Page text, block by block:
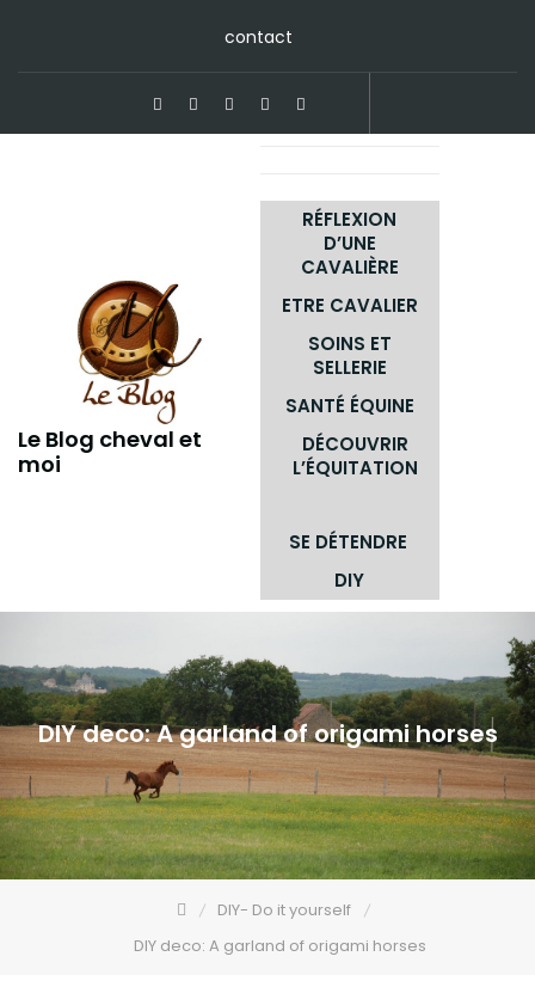
contact
Le Blog cheval et
moi
RÉFLEXION
D’UNE
CAVALIÈRE
ETRE CAVALIER
SOINS ET
SELLERIE
SANTÉ ÉQUINE
DÉCOUVRIR
L’ÉQUITATION
SE DÉTENDRE
DIY
DIY deco: A garland of origami horses
DIY- Do it yourself
DIY deco: A garland of origami horses